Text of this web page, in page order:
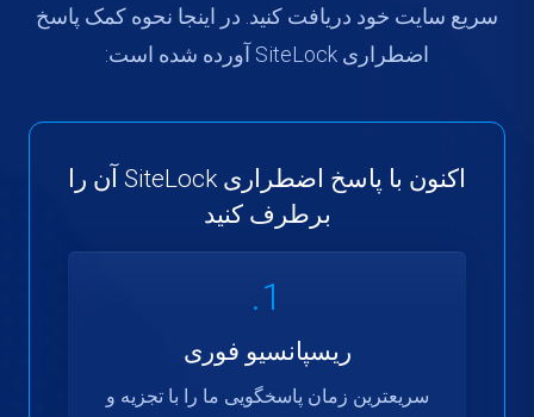
سریع سایت خود دریافت کنید. در اینجا نحوه کمک پاسخ
اضطراری SiteLock آورده شده است:
اکنون با پاسخ اضطراری SiteLock آن را
برطرف کنید
1.
ریسپانسیو فوری
سریعترین زمان پاسخگویی ما را با تجزیه و